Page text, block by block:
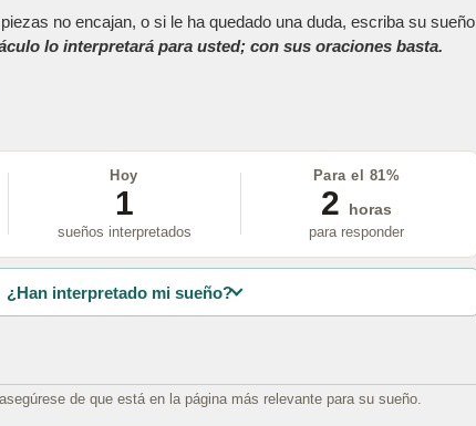
no encajan, o si le ha quedado una duda, escriba su sueño
lo interpretará para usted; con sus oraciones basta.
Hoy
1
sueños interpretados
Para el 81%
2
horas
para responder
¿Han interpretado mi sueño?
de que está en la página más relevante para su sueño.